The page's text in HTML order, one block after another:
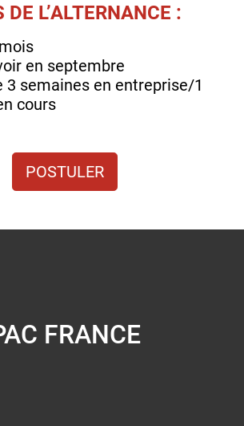
L’ALTERNANCE :
en septembre
3 semaines en entreprise/1
cours
POSTULER
FRANCE